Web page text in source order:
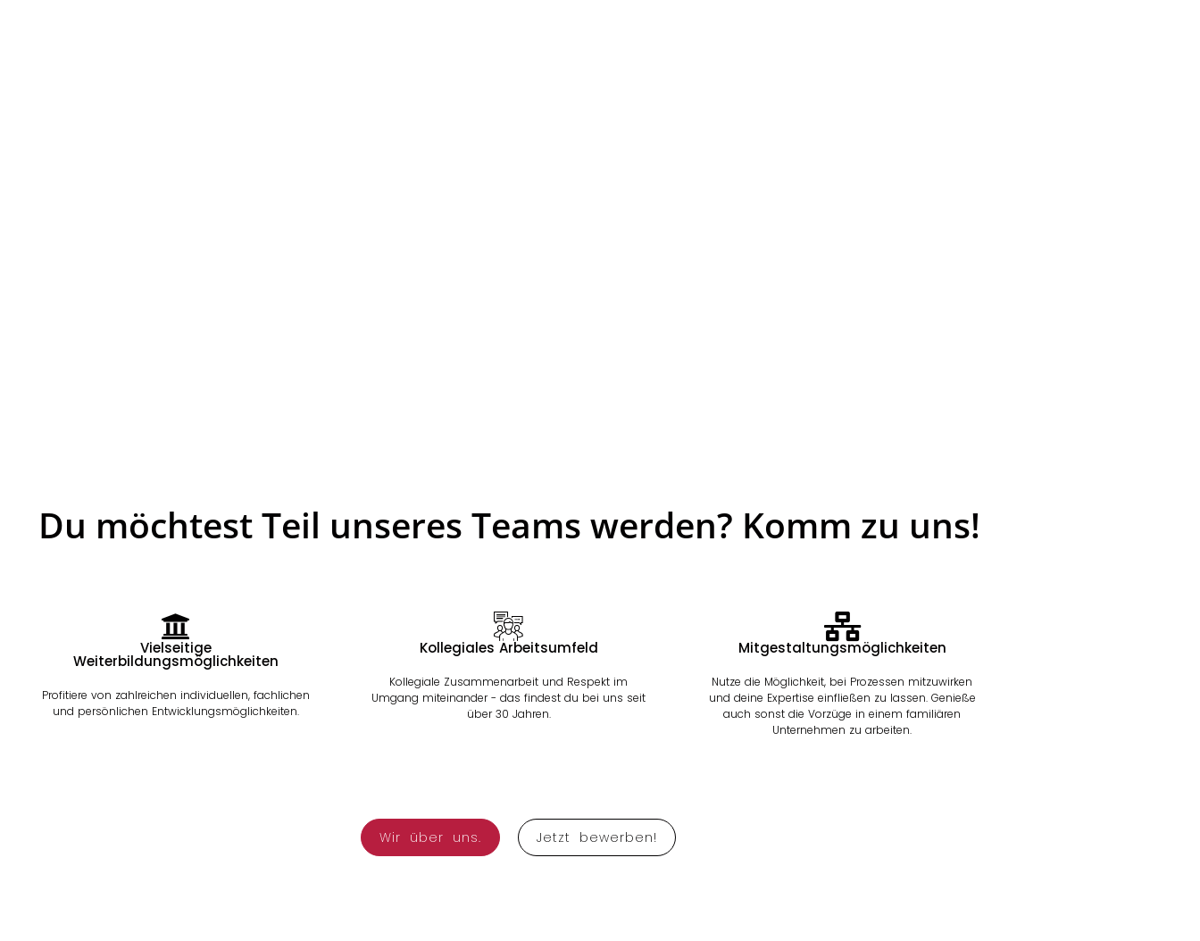
Du möchtest Teil unseres Teams werden? Komm zu uns!
Vielseitige
Weiterbildungsmöglichkeiten
Profitiere von zahlreichen individuellen, fachlichen
und persönlichen Entwicklungsmöglichkeiten.
Kollegiales Arbeitsumfeld
Kollegiale Zusammenarbeit und Respekt im
Umgang miteinander - das findest du bei uns seit
über 30 Jahren.
Mitgestaltungsmöglichkeiten
Nutze die Möglichkeit, bei Prozessen mitzuwirken
und deine Expertise einfließen zu lassen. Genieße
auch sonst die Vorzüge in einem familiären
Unternehmen zu arbeiten.
Wir über uns. Jetzt bewerben!